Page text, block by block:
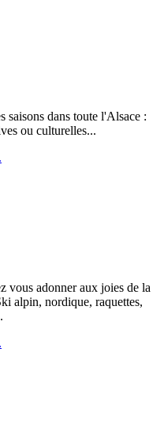
saisons dans toute l'Alsace :
ou culturelles...
vous adonner aux joies de la
alpin, nordique, raquettes,